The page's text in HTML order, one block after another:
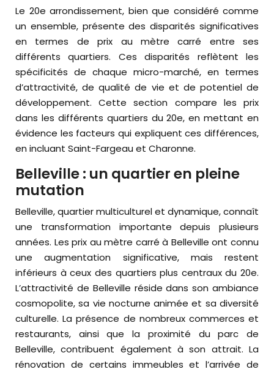
Le 20e arrondissement, bien que considéré comme
un ensemble, présente des disparités significatives
en termes de prix au mètre carré entre ses
différents quartiers. Ces disparités reflètent les
spécificités de chaque micro-marché, en termes
d’attractivité, de qualité de vie et de potentiel de
développement. Cette section compare les prix
dans les différents quartiers du 20e, en mettant en
évidence les facteurs qui expliquent ces différences,
en incluant Saint-Fargeau et Charonne.
Belleville : un quartier en pleine
mutation
Belleville, quartier multiculturel et dynamique, connaît
une transformation importante depuis plusieurs
années. Les prix au mètre carré à Belleville ont connu
une augmentation significative, mais restent
inférieurs à ceux des quartiers plus centraux du 20e.
L’attractivité de Belleville réside dans son ambiance
cosmopolite, sa vie nocturne animée et sa diversité
culturelle. La présence de nombreux commerces et
restaurants, ainsi que la proximité du parc de
Belleville, contribuent également à son attrait. La
rénovation de certains immeubles et l’arrivée de